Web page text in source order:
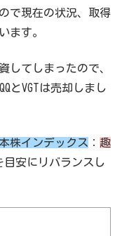
で現在の状況、取得
ます。
してしまったので、
とVGTは売却しまし
株インデックス ： 趣
目安にリバランスし